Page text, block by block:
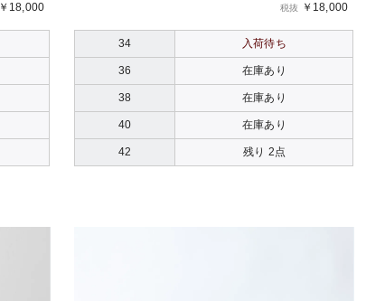
￥18,000 税抜 ￥18,000
34 入荷待ち
36 在庫あり
38 在庫あり
40 在庫あり
42 残り 2点